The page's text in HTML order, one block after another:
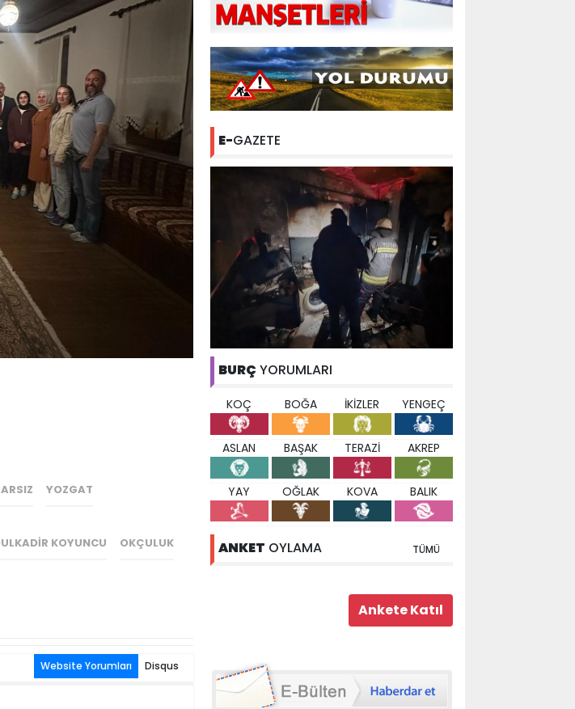
YOZGAT
KOYUNCU OKÇULUK
Website Yorumları Disqus
E-GAZETE
BURÇ YORUMLARI
KOÇ BOĞA İKİZLER YENGEÇ
ASLAN BAŞAK TERAZİ AKREP
YAY OĞLAK KOVA BALIK
ANKET OYLAMA TÜMÜ